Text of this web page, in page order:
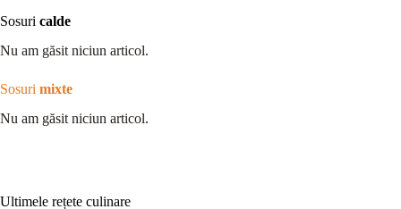
Sosuri calde
Nu am găsit niciun articol.
Sosuri mixte
Nu am găsit niciun articol.
Ultimele rețete culinare